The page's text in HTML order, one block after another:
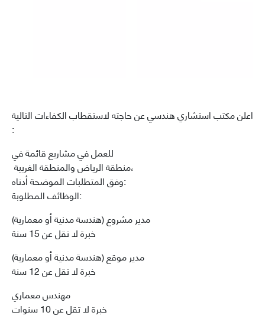
اعلن مكتب استشاري هندسي عن حاجته لاستقطاب الكفاءات التالية
:
للعمل في مشاريع قائمة في
منطقة الرياض والمنطقة الغربية،
وفق المتطلبات الموضحة أدناه:
الوظائف المطلوبة:
مدير مشروع (هندسة مدنية أو معمارية)
خبرة لا تقل عن 15 سنة
مدير موقع (هندسة مدنية أو معمارية)
خبرة لا تقل عن 12 سنة
مهندس معماري
خبرة لا تقل عن 10 سنوات